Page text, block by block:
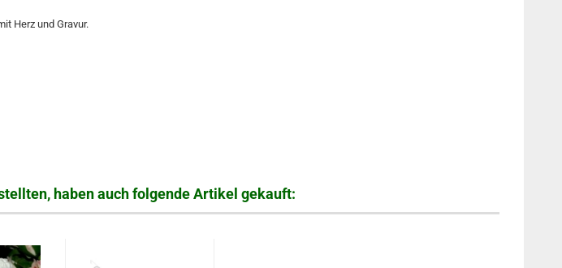
Herz und Gravur.
haben auch folgende Artikel gekauft: